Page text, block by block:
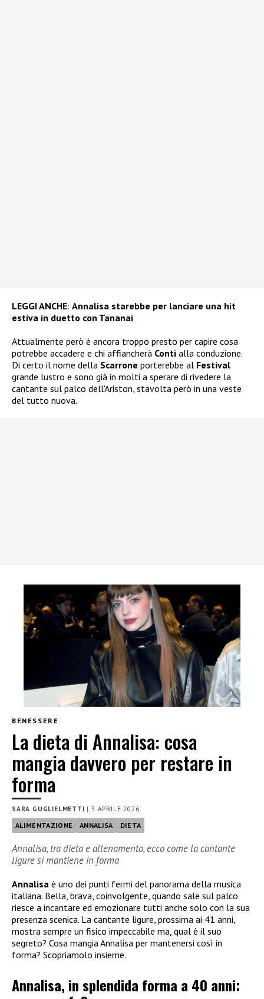
LEGGI ANCHE: Annalisa starebbe per lanciare una hit
estiva in duetto con Tananai
Attualmente però è ancora troppo presto per capire cosa
potrebbe accadere e chi affiancherà Conti alla conduzione.
Di certo il nome della Scarrone porterebbe al Festival
grande lustro e sono già in molti a sperare di rivedere la
cantante sul palco dell’Ariston, stavolta però in una veste
del tutto nuova.
BENESSERE
La dieta di Annalisa: cosa
mangia davvero per restare in
forma
SARA GUGLIELMETTI |3 APRILE 2026
ALIMENTAZIONE ANNALISA DIETA
Annalisa, tra dieta e allenamento, ecco come la cantante
ligure si mantiene in forma
Annalisa è uno dei punti fermi del panorama della musica
italiana. Bella, brava, coinvolgente, quando sale sul palco
riesce a incantare ed emozionare tutti anche solo con la sua
presenza scenica. La cantante ligure, prossima ai 41 anni,
mostra sempre un fisico impeccabile ma, qual è il suo
segreto? Cosa mangia Annalisa per mantenersi così in
forma? Scopriamolo insieme.
Annalisa, in splendida forma a 40 anni: